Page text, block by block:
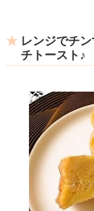
レンジでチ
チトースト♪